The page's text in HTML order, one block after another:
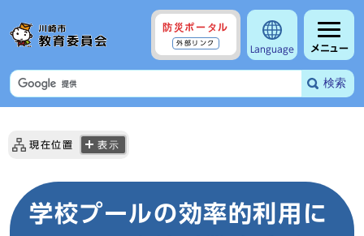
防災ポータル
外部リンク
Language メニュー
検索
現在位置 表示
学校プールの効率的利用に